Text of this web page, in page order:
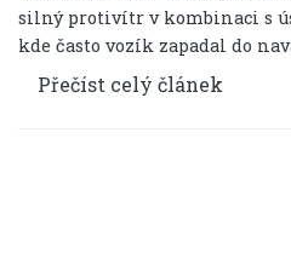
Přečíst celý článek